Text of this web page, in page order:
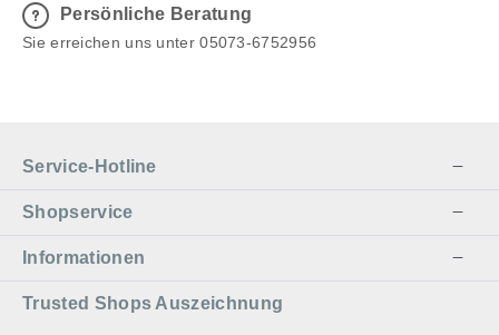
Persönliche Beratung
Sie erreichen uns unter 05073-6752956
Service-Hotline
Shopservice
Informationen
Trusted Shops Auszeichnung